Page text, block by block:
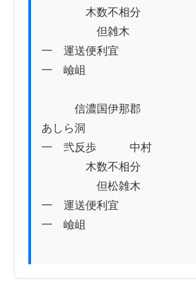
木数不相分
但雑木
一　運送便利宜
一　嶮岨
信濃国伊那郡
あしら洞
一　弐反歩　　　中村
木数不相分
但松雑木
一　運送便利宜
一　嶮岨